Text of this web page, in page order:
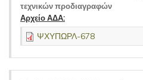
τεχνικών προδιαγραφών
Αρχείο ΑΔΑ:
ΨΧΥΠΩΡΛ-678